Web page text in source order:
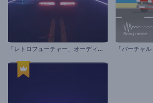
「
レトロフューチャー」オーディオビジュアライザー